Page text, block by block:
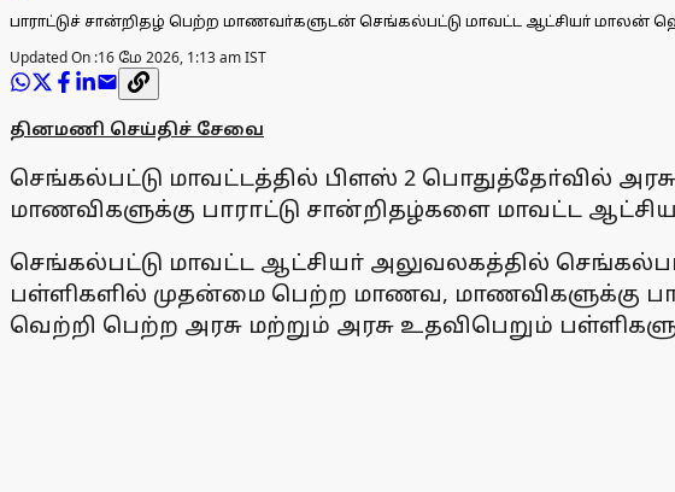
பாராட்டுச் சான்றிதழ் பெற்ற மாணவா்களுடன் செங்கல்பட்டு மாவட்ட ஆட்சியா்
Updated On :16 மே 2026, 1:13 am IST
தினமணி செய்திச் சேவை
செங்கல்பட்டு மாவட்டத்தில் பிளஸ் 2 பொதுத்தோ்வில்
மாணவிகளுக்கு பாராட்டு சான்றிதழ்களை மாவட்ட
செங்கல்பட்டு மாவட்ட ஆட்சியா் அலுவலகத்தில்
பள்ளிகளில் முதன்மை பெற்ற மாணவ, மாணவிகளுக்கு
வெற்றி பெற்ற அரசு மற்றும் அரசு உதவிபெறும்